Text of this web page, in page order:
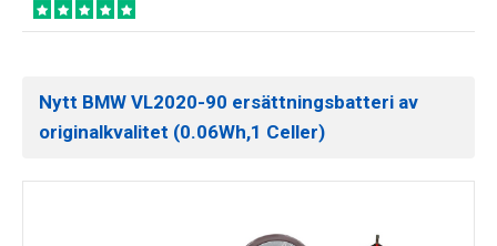
Nytt BMW VL2020-90 ersättningsbatteri av
originalkvalitet (0.06Wh,1 Celler)